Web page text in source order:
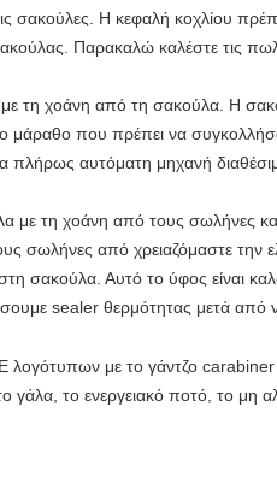
Η κεφαλή κοχλίου
Παρακαλώ καλέστε τις
τη χοάνη από τη σακούλα. Η
μάραθο που πρέπει να
πλήρως αυτόματη μηχανή
με τη χοάνη από τους σωλήνες
σωλήνες από χρειαζόμαστε την
σακούλα. Αυτό το ύφος είναι
sealer θερμότητας μετά από
γάλα, το ενεργειακό ποτό, το μη